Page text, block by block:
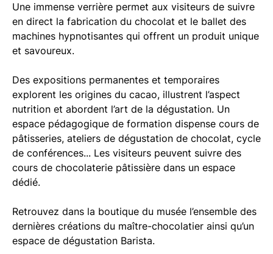
Une immense verrière permet aux visiteurs de suivre
en direct la fabrication du chocolat et le ballet des
machines hypnotisantes qui offrent un produit unique
et savoureux.
Des expositions permanentes et temporaires
explorent les origines du cacao, illustrent l’aspect
nutrition et abordent l’art de la dégustation. Un
espace pédagogique de formation dispense cours de
pâtisseries, ateliers de dégustation de chocolat, cycle
de conférences... Les visiteurs peuvent suivre des
cours de chocolaterie pâtissière dans un espace
dédié.
Retrouvez dans la boutique du musée l’ensemble des
dernières créations du maître-chocolatier ainsi qu’un
espace de dégustation Barista.